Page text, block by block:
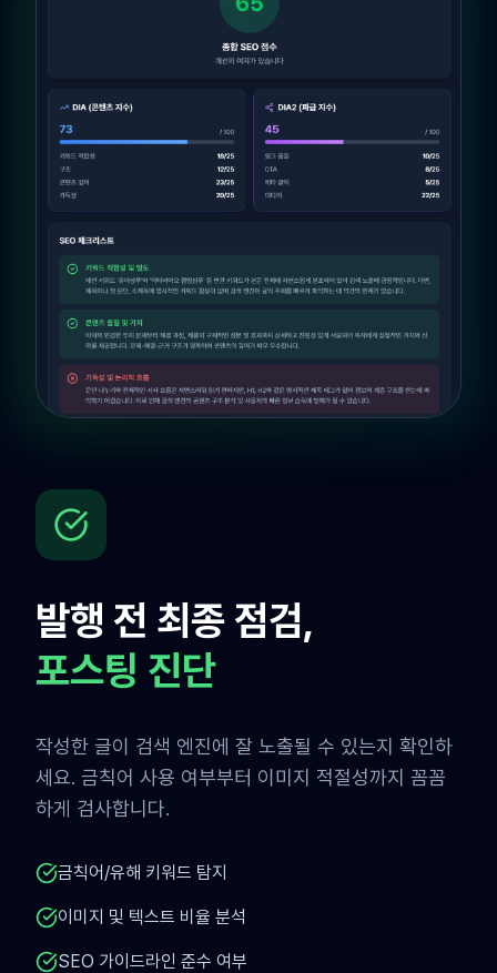
발행 전 최종 점검,
포스팅 진단
작성한 글이 검색 엔진에 잘 노출될 수 있는지 확인하
세요. 금칙어 사용 여부부터 이미지 적절성까지 꼼꼼
하게 검사합니다.
금칙어/유해 키워드 탐지
이미지 및 텍스트 비율 분석
SEO 가이드라인 준수 여부